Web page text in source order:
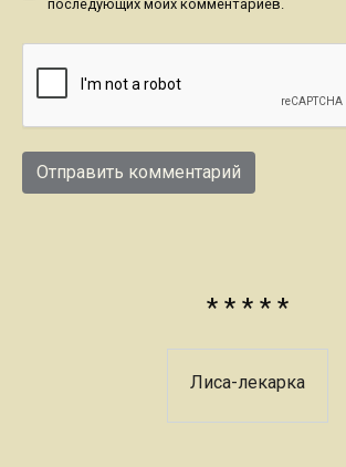
последующих моих комментариев.
* * * * *
Лиса-лекарка